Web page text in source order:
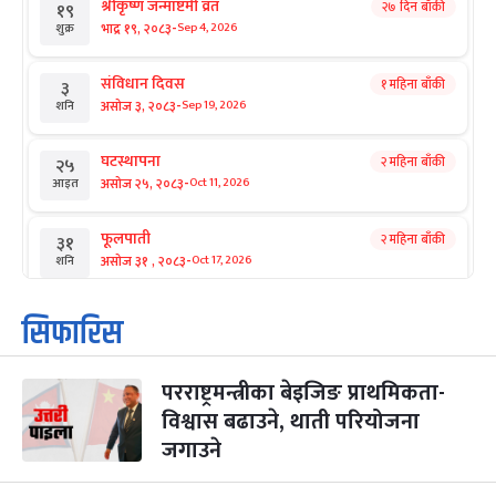
१९
शुक्र
श्रीकृष्ण जन्माष्टमी व्रत
भाद्र १९, २०८३-Sep 4, 2026
२७ दिन बाँकी
३
शनि
संविधान दिवस
असोज ३, २०८३-Sep 19, 2026
१ महिना बाँकी
२५
आइत
घटस्थापना
असोज २५, २०८३-Oct 11, 2026
२ महिना बाँकी
३१
शनि
फूलपाती
असोज ३१ , २०८३-Oct 17, 2026
२ महिना बाँकी
१
आइत
कार्तिक सङ्क्रान्ति
कार्तिक १, २०८३
३
मंगल
महानवमी
कार्तिक ३, २०८३-Oct 20, 2026
२ महिना बाँकी
४
सिफारिस
परराष्ट्रमन्त्रीका बेइजिङ प्राथमिकता-
विश्वास बढाउने, थाती परियोजना
जगाउने